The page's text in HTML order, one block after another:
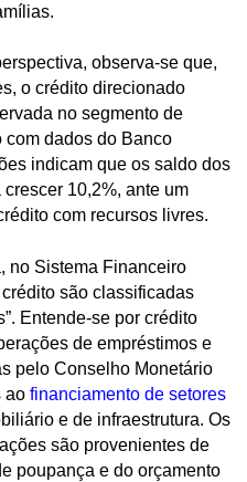
observa-se que,
o crédito direcionado
no segmento de
com dados do Banco
indicam que os saldo dos
10,2%, ante um
com recursos livres.
no Sistema Financeiro
são classificadas
Entende-se por crédito
de empréstimos e
pelo Conselho Monetário
ao financiamento de setores
e de infraestrutura. Os
são provenientes de
poupança e do orçamento